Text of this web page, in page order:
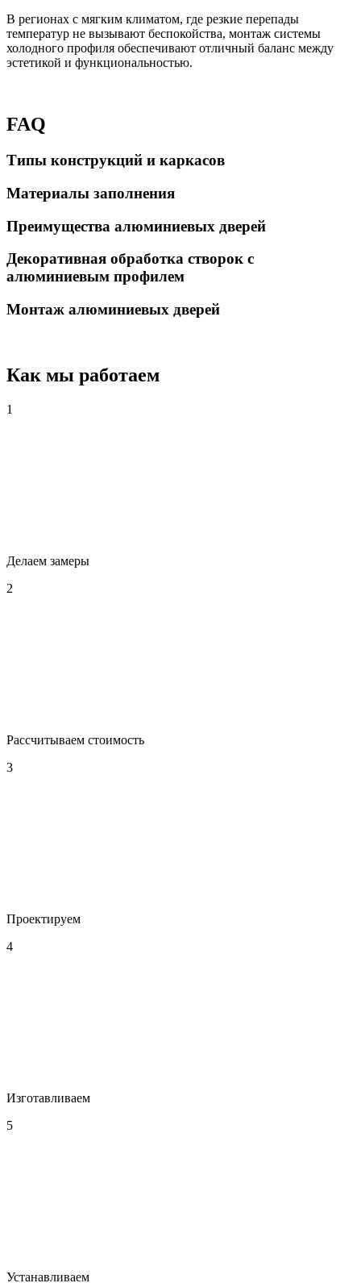
В регионах с мягким климатом, где резкие перепады
температур не вызывают беспокойства, монтаж системы
холодного профиля обеспечивают отличный баланс между
эстетикой и функциональностью.
FAQ
Типы конструкций и каркасов
Материалы заполнения
Преимущества алюминиевых дверей
Декоративная обработка створок с
алюминиевым профилем
Монтаж алюминиевых дверей
Как мы работаем
1
Делаем замеры
2
Рассчитываем стоимость
3
Проектируем
4
Изготавливаем
5
Устанавливаем